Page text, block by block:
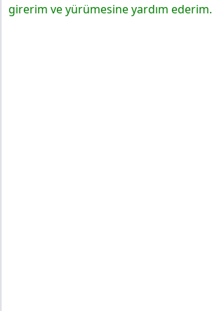
girerim ve yürümesine yardım ederim.